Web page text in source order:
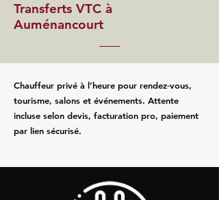
Transferts VTC à
Auménancourt
Chauffeur privé à l’heure pour rendez‑vous,
tourisme, salons et événements. Attente
incluse selon devis, facturation pro, paiement
par lien sécurisé.